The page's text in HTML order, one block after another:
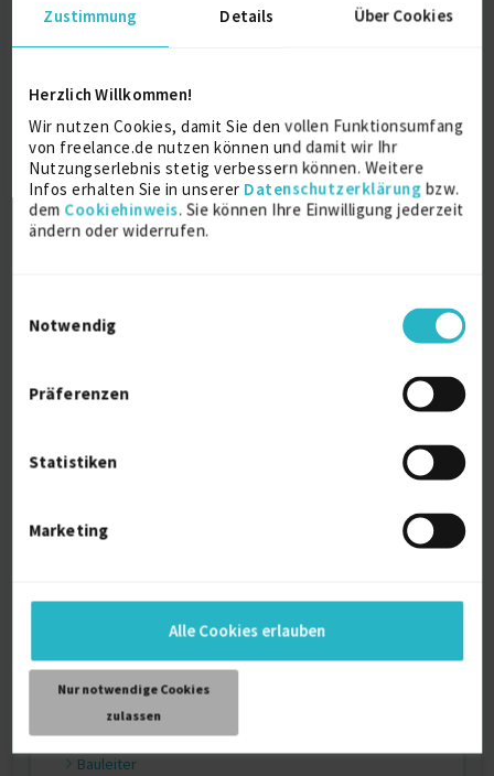
Zustimmung Details Über Cookies
Herzlich Willkommen!
Wir nutzen Cookies, damit Sie den vollen Funktionsumfang
von freelance.de nutzen können und damit wir Ihr
Nutzungserlebnis stetig verbessern können. Weitere
Infos erhalten Sie in unserer Datenschutzerklärung bzw.
dem Cookiehinweis. Sie können Ihre Einwilligung jederzeit
ändern oder widerrufen.
Notwendig
Präferenzen
Statistiken
Marketing
Alle Cookies erlauben
Nur notwendige Cookies
zulassen
Kategorien und Skills
Administration und Kundenbetreuung:
Mitarbeiter Finanzen und Verwaltung
Projektadministrator
Leiter Administration und Kundenservice
Informations- und
Microsoft Excel
Bauingenieurwesen
Zeichnung (Architektur)
Technischer Zeichner / Konstrukteur Werkzeugbau
Handwerk
Fertigungsingenieur
Konstrukteure, Bauherren und Installateure
Produktionstechnik
Fabrikplanung
Bauwesen und Bergbau:
Bauleiter